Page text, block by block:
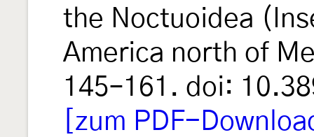
the Noctuoidea
America north of
145–161. doi:
[zum PDF-